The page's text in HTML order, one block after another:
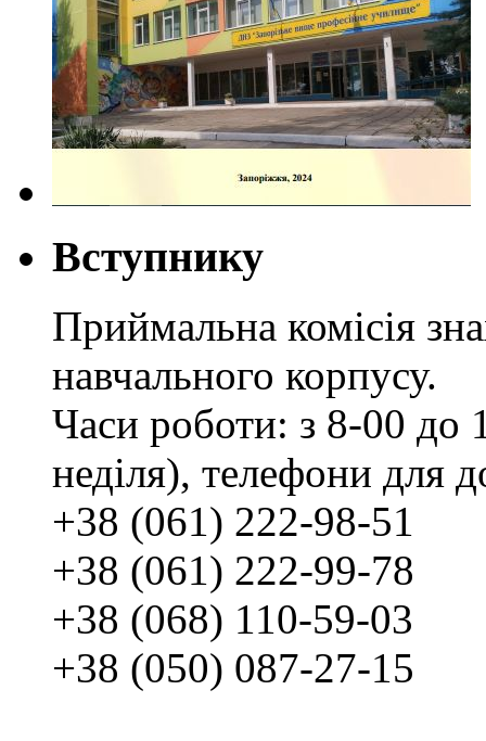
Вступнику
Приймальна комісія
навчального корпусу.
Часи роботи: з 8-00 до
неділя), телефони для
+38 (061) 222-98-51
+38 (061) 222-99-78
+38 (068) 110-59-03
+38 (050) 087-27-15